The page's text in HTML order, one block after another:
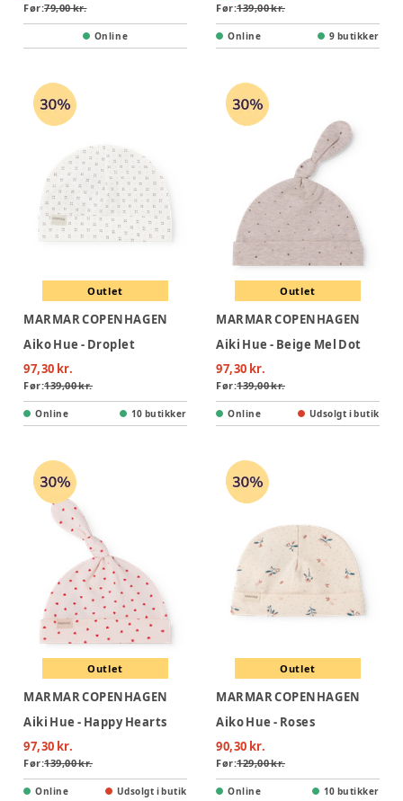
Før:79,00 kr.
Online
Før:139,00 kr.
Online 9 butikker
Outlet
MARMAR COPENHAGEN
Aiko Hue - Droplet
97,30 kr.
Før:139,00 kr.
Online 10 butikker
Outlet
MARMAR COPENHAGEN
Aiki Hue - Beige Mel Dot
97,30 kr.
Før:139,00 kr.
Online Udsolgt i butik
Outlet
MARMAR COPENHAGEN
Aiki Hue - Happy Hearts
97,30 kr.
Før:139,00 kr.
Online Udsolgt i butik
Outlet
MARMAR COPENHAGEN
Aiko Hue - Roses
90,30 kr.
Før:129,00 kr.
Online 10 butikker